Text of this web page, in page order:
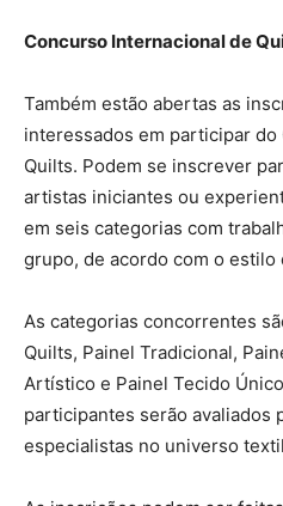
Concurso Internacional de
Também estão abertas as
interessados em participar
Quilts. Podem se inscrever
artistas iniciantes ou
em seis categorias com
grupo, de acordo com o
As categorias concorrentes
Quilts, Painel Tradicional,
Artístico e Painel Tecido
participantes serão avaliados
especialistas no universo